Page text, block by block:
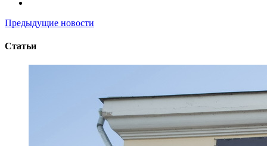
Предыдущие новости
Статьи